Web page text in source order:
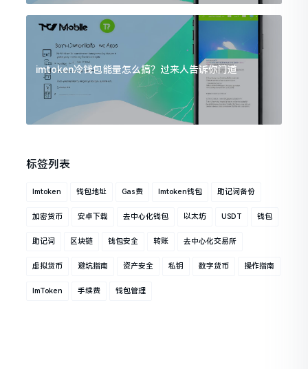
imtoken冷钱包能量怎么搞？过来人告诉你门道
标签列表
Imtoken 钱包地址 Gas费 Imtoken钱包 助记词备份
加密货币 安卓下载 去中心化钱包 以太坊 USDT 钱包
助记词 区块链 钱包安全 转账 去中心化交易所
虚拟货币 避坑指南 资产安全 私钥 数字货币 操作指南
ImToken 手续费 钱包管理